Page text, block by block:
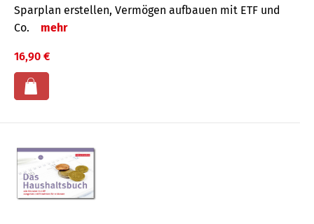
Sparplan erstellen, Vermögen aufbauen mit ETF und
Co.
mehr
16,90 €